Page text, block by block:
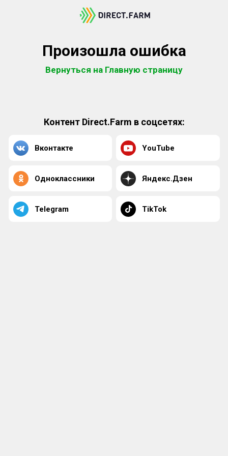
Произошла ошибка
Вернуться на Главную страницу
Контент Direct.Farm в соцсетях:
Вконтакте YouTube
Одноклассники Яндекс.Дзен
Telegram TikTok